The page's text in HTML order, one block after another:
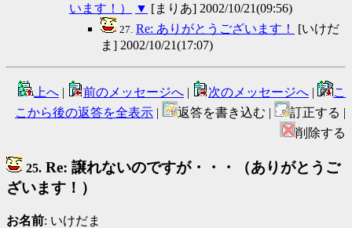
います！）
▼ [まりあ] 2002/10/21(09:56)
27. Re: ありがとうございます！
[いけだ
ま] 2002/10/21(17:07)
上へ | 前のメッセージへ | 次のメッセージへ |
こ
こから後の返答を全表示 | 返答を書き込む |
訂正する |
削除する
25. Re: 譲れないのですが・・・（ありがとうご
ざいます！）
お名前: いけだま